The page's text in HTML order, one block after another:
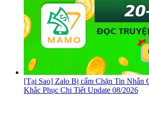
[Tại Sao] Zalo Bị cấm Chặn Tin Nhắn
Khắc Phục Chi Tiết Update 08/2026